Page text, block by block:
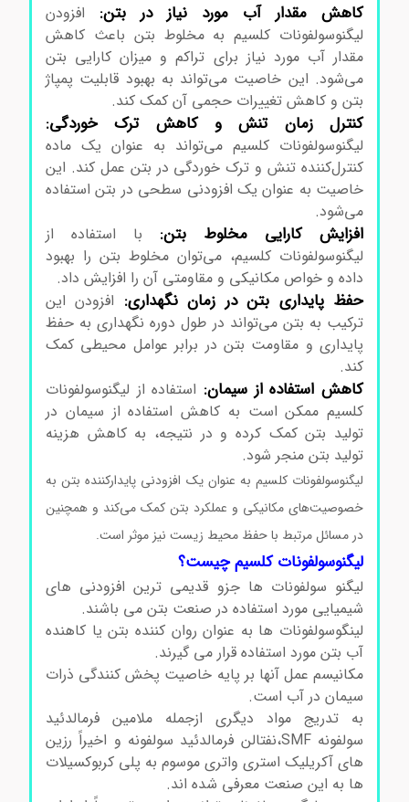
کاهش مقدار آب مورد نیاز در بتن:افزودن
لیگنوسولفونات کلسیم به مخلوط بتن باعث کاهش
مقدار آب مورد نیاز برای تراکم و میزان کارایی بتن
می‌شود. این خاصیت می‌تواند به بهبود قابلیت پمپاژ
بتن و کاهش تغییرات حجمی آن کمک کند.
کنترل زمان تنش و کاهش ترک خوردگی:
لیگنوسولفونات کلسیم می‌تواند به عنوان یک ماده
کنترل‌کننده تنش و ترک خوردگی در بتن عمل کند. این
خاصیت به عنوان یک افزودنی سطحی در بتن استفاده
می‌شود.
افزایش کارایی مخلوط بتن:با استفاده از
لیگنوسولفونات کلسیم، می‌توان مخلوط بتن را بهبود
داده و خواص مکانیکی و مقاومتی آن را افزایش داد.
حفظ پایداری بتن در زمان نگهداری:افزودن این
ترکیب به بتن می‌تواند در طول دوره نگهداری به حفظ
پایداری و مقاومت بتن در برابر عوامل محیطی کمک
کند.
کاهش استفاده از سیمان:استفاده از لیگنوسولفونات
کلسیم ممکن است به کاهش استفاده از سیمان در
تولید بتن کمک کرده و در نتیجه، به کاهش هزینه
تولید بتن منجر شود.لیگنو سولفونات کلسیم
لیگنوسولفونات کلسیم به عنوان یک افزودنی پایدارکننده بتن به
خصوصیت‌های مکانیکی و عملکرد بتن کمک می‌کند و همچنین
در مسائل مرتبط با حفظ محیط زیست نیز موثر است.
لیگنوسولفونات کلسیم چیست؟
لیگنو سولفونات ها جزو قدیمی ترین افزودنی های
شیمیایی مورد استفاده در صنعت بتن می باشند.
لینگوسولفونات ها به عنوان روان کننده بتن یا کاهنده
آب بتن مورد استفاده قرار می گیرند.
مکانیسم عمل آنها بر پایه خاصیت پخش کنندگی ذرات
سیمان در آب است.
به تدریج مواد دیگری ازجمله ملامین فرمالدئید
سولفونه SMF،نفتالن فرمالدئید سولفونه و اخیراً رزین
های آکریلیک استری واتری موسوم به پلی کربوکسیلات
ها به این صنعت معرفی شده اند.